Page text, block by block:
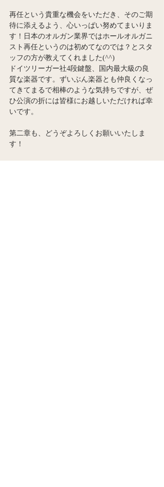
再任という貴重な機会をいただき、そのご期
待に添えるよう、心いっぱい努めてまいりま
す！日本のオルガン業界ではホールオルガニ
スト再任というのは初めてなのでは？とスタ
ッフの方が教えてくれました(^^)
ドイツリーガー社4段鍵盤、国内最大級の良
質な楽器です。ずいぶん楽器とも仲良くなっ
てきてまるで相棒のような気持ちですが、ぜ
ひ公演の折には皆様にお越しいただければ幸
いです。
第二章も、どうぞよろしくお願いいたしま
す！